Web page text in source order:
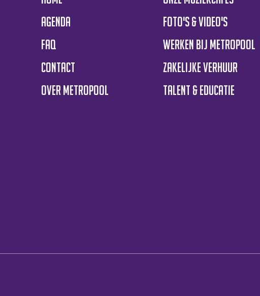
Agenda
FAQ
Contact
Over Metropool
Foto's & Video's
Werken bij Metropool
Zakelijke verhuur
Talent & educatie